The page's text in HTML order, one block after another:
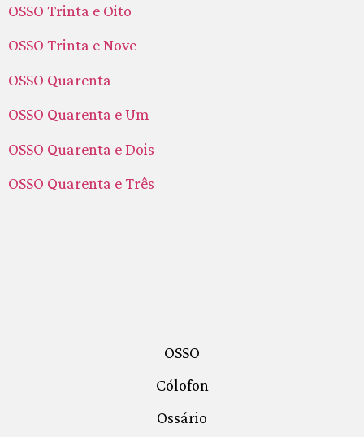
OSSO Trinta e Oito
OSSO Trinta e Nove
OSSO Quarenta
OSSO Quarenta e Um
OSSO Quarenta e Dois
OSSO Quarenta e Três
OSSO
Cólofon
Ossário